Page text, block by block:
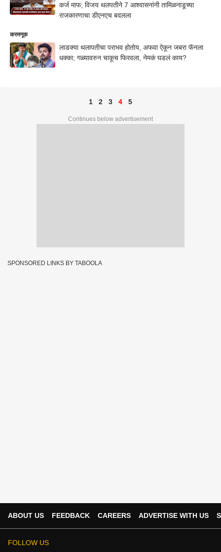
कर्ज माफ; विजय थलपतीने 7 आश्वासनांनी तामिळनाडूच्या
राजकारणाचा डीएनएच बदलला
करमणूक
लाडक्या थलापतीचा पराभव होतोय, अफवा ऐकून जबरा फॅनला
धक्का; गळ्यावरुन चाकूच फिरवला, नेमकं घडलं काय?
1 2 3 4 5
Continues below advertisement
SPONSORED LINKS BY TABOOLA
ABOUT US FEEDBACK CAREERS ADVERTISE WITH US
FOLLOW US